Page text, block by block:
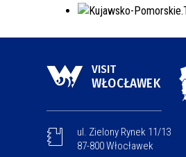
VISIT
WŁOCŁAWEK
ul. Zielony Rynek 11/13
87-800 Włocławek